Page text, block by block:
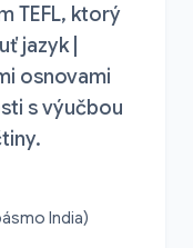
TEFL, ktorý
jazyk |
osnovami
s výučbou
India)